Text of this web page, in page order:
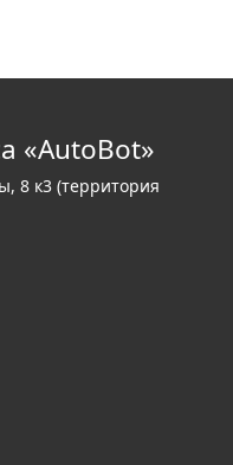
«AutoBot»
8 к3 (территория